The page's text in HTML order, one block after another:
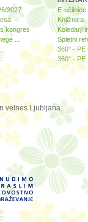
2027
kongres
...
E-učilnice
Knjižnica
Koledarji
Spletni
360° - PE
360° - PE
velnes Ljubljana.